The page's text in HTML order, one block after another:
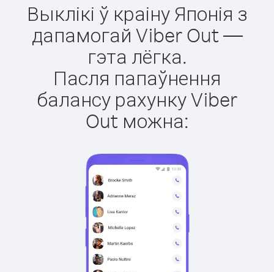
Выклікі ў краіну Японія з
дапамогай Viber Out —
гэта лёгка.
Пасля папаўнення
балансу рахунку Viber
Out можна: